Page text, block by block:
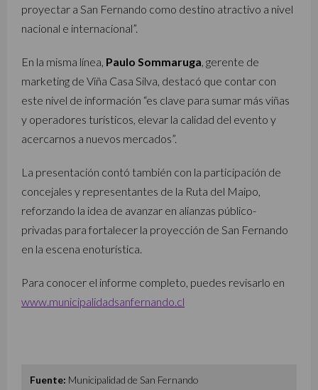
proyectar a San Fernando como destino atractivo a nivel
nacional e internacional”.
En la misma línea, Paulo Sommaruga, gerente de
marketing de Viña Casa Silva, destacó que contar con
este nivel de información “es clave para sumar más viñas
y operadores turísticos, elevar la calidad del evento y
acercarnos a nuevos mercados”.
La presentación contó también con la participación de
concejales y representantes de la Ruta del Maipo,
reforzando la idea de avanzar en alianzas público-
privadas para fortalecer la proyección de San Fernando
en la escena enoturística.
Para conocer el informe completo, puedes revisarlo en
www.municipalidadsanfernando.cl
Fuente: Municipalidad de San Fernando